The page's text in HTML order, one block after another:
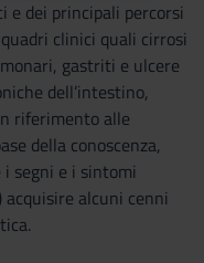
e dei principali percorsi
clinici quali cirrosi
gastriti e ulcere
dell’intestino,
riferimento alle
della conoscenza,
i segni e i sintomi
alcuni cenni